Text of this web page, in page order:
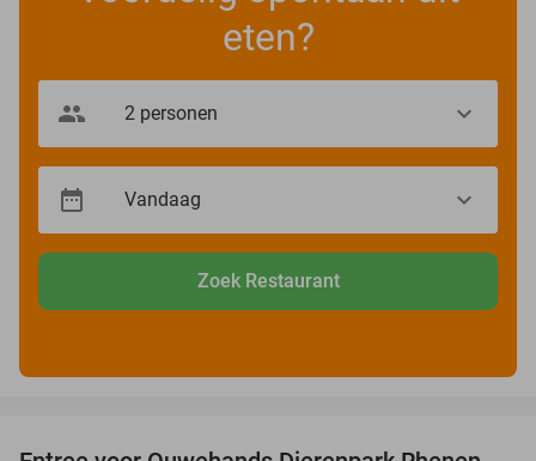
eten?
Zoek Restaurant